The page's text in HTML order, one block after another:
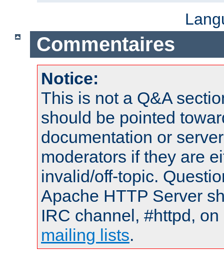
Commentaires
Notice:
This is not a Q&A
should be pointed
documentation or
moderators if they are
invalid/off-topic.
Apache HTTP Server
IRC channel, #httpd,
mailing lists.